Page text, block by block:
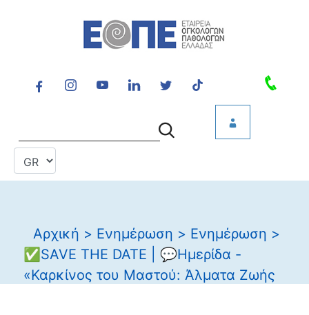
Αρχική > Ενημέρωση > Ενημέρωση >
✅SAVE THE DATE | 💬Ημερίδα -
«Καρκίνος του Μαστού: Άλματα Ζωής